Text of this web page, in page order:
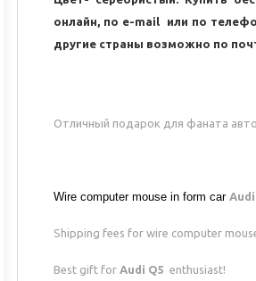
онлайн, по e-mail или по
другие страны возможно по
Отличный подарок для фаната
Wire computer mouse in form car Audi
Shipping fees for wire computer
Best gift for Audi Q5 enthusiast!